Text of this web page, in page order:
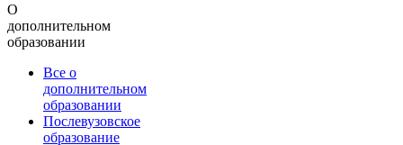
О
дополнительном
образовании
Все о
дополнительном
образовании
Послевузовское
образование